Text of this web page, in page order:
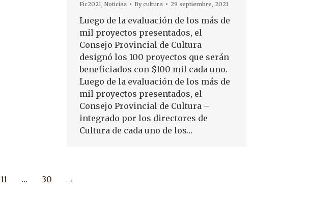
Fic2021, Noticias Bycultura 29 septiembre, 2021
Luego de la evaluación de los más de
mil proyectos presentados, el
Consejo Provincial de Cultura
designó los 100 proyectos que serán
beneficiados con $100 mil cada uno.
Luego de la evaluación de los más de
mil proyectos presentados, el
Consejo Provincial de Cultura –
integrado por los directores de
Cultura de cada uno de los…
11 … 30 →